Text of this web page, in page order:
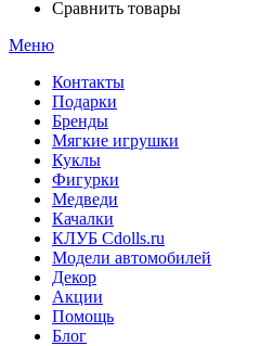
Сравнить товары
Меню
Контакты
Подарки
Бренды
Мягкие игрушки
Куклы
Фигурки
Медведи
Качалки
КЛУБ Cdolls.ru
Модели автомобилей
Декор
Акции
Помощь
Блог